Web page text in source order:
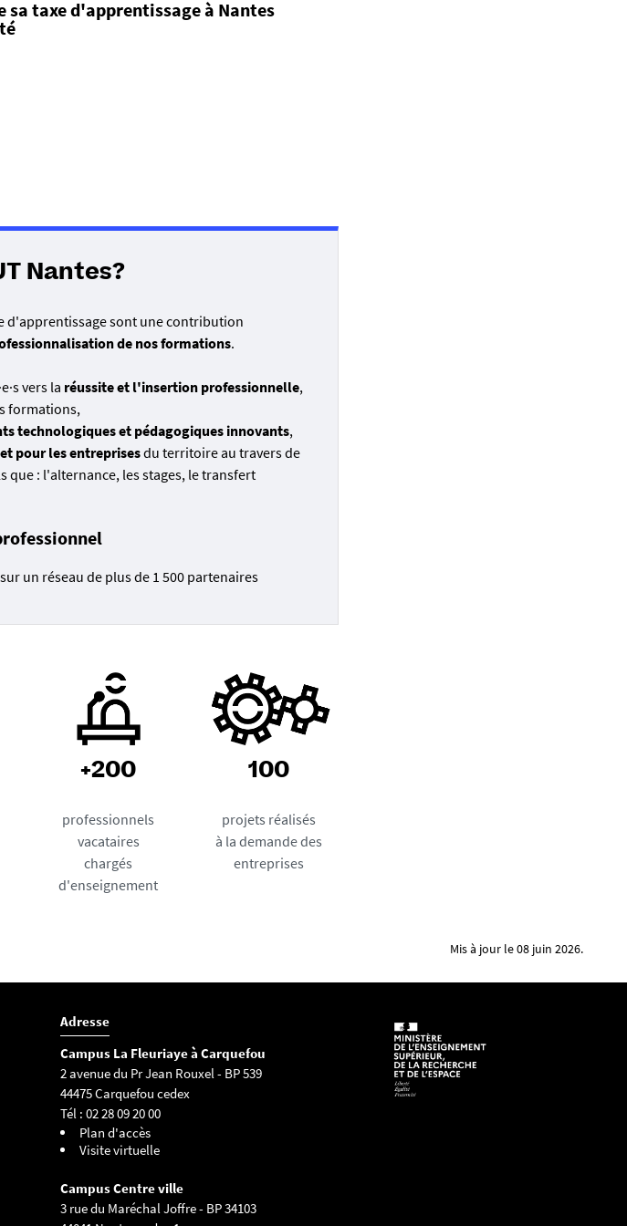
de répartition sur SOLTéA
aux établissements des fonds répartis par les
à partir du 26 novembre 2026.
sa taxe d'apprentissage à Nantes
Nantes?
d'apprentissage sont une contribution
de nos formations.
vers la réussite et l'insertion professionnelle,
formations,
technologiques et pédagogiques innovants,
pour les entreprisesdu territoire au travers de
que : l'alternance, les stages, le transfert
un réseau de plus de 1 500 partenaires
+200
professionnels
vacataires
chargés
d'enseignement
100
projets réalisés
à la demande des
entreprises
Mis à jour le 08 juin 2026.
Adresse
Campus La Fleuriaye à Carquefou
2 avenue du Pr Jean Rouxel - BP 539
44475 Carquefou cedex
Tél : 02 28 09 20 00
Plan d'accès
Visite virtuelle
Campus Centre ville
3 rue du Maréchal Joffre - BP 34103